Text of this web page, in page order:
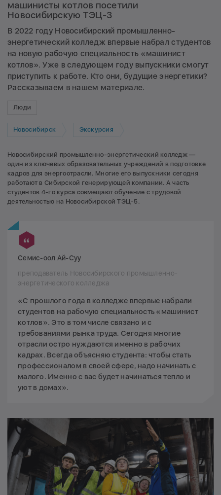
машинисты котлов посетили
Новосибирскую ТЭЦ-3
В 2022 году Новосибирский промышленно-
энергетический колледж впервые набрал студентов
на новую рабочую специальность «машинист
котлов». Уже в следующем году выпускники смогут
приступить к работе. Кто они, будущие энергетики?
Рассказываем в нашем материале.
Люди
Новосибирск Экскурсия
Новосибирский промышленно-энергетический колледж —
один из ключевых образовательных учреждений в подготовке
кадров для энергоотрасли. Многие его выпускники сегодня
работают в Сибирской генерирующей компании. А часть
студентов 4-го курса совмещают обучение с трудовой
деятельностью на Новосибирской ТЭЦ-5.
Семис-оол Ай-Суу
преподаватель Новосибирского промышленно-
энергетического колледжа
«С прошлого года в колледже впервые набрали
студентов на рабочую специальность «машинист
котлов». Это в том числе связано и с
требованиями рынка труда. Сегодня многие
отрасли остро нуждаются именно в рабочих
кадрах. Всегда объясняю студента: чтобы стать
профессионалом в своей сфере, надо начинать с
малого. Именно с вас будет начинаться тепло и
уют в домах».